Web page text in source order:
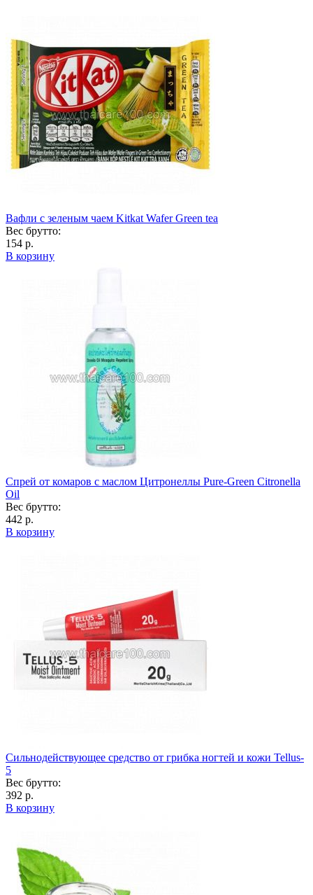
Вафли с зеленым чаем Kitkat Wafer Green tea
Вес брутто:
154 р.
В корзину
Спрей от комаров с маслом Цитронеллы Pure-Green Citronella
Oil
Вес брутто:
442 р.
В корзину
Сильнодействующее средство от грибка ногтей и кожи Tellus-
5
Вес брутто:
392 р.
В корзину